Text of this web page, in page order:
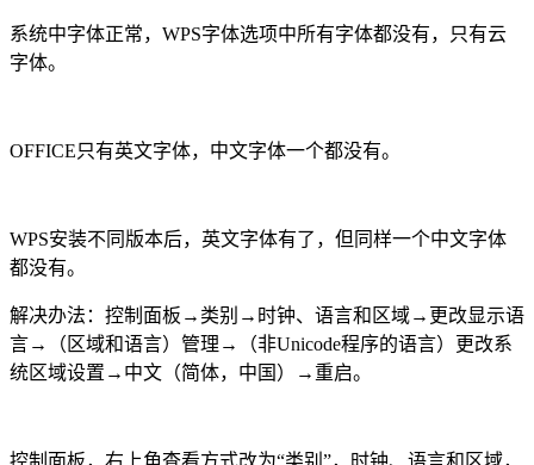
系统中字体正常，WPS字体选项中所有字体都没有，只有云
字体。
OFFICE只有英文字体，中文字体一个都没有。
WPS安装不同版本后，英文字体有了，但同样一个中文字体
都没有。
解决办法：控制面板→类别→时钟、语言和区域→更改显示语
言→（区域和语言）管理→（非Unicode程序的语言）更改系
统区域设置→中文（简体，中国）→重启。
控制面板，右上角查看方式改为“类别”，时钟、语言和区域，